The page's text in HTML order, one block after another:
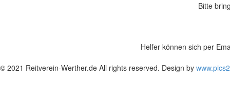
Bitte
Helfer können sich per
© 2021 Reitverein-Werther.de All rights reserved. Design by